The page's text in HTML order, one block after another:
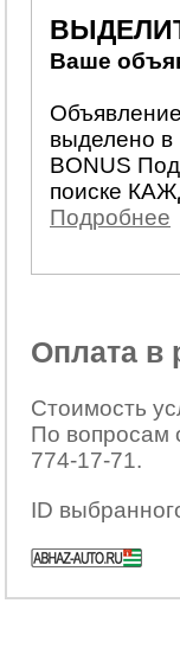
Ваше
выделено в
BONUS
поиске
Подробнее
Оплата в
Стоимость
По вопросам
774-17-71.
ID